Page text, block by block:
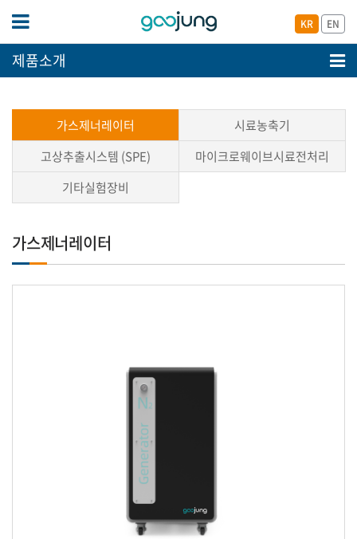
KR EN
제품소개
가스제너레이터
시료농축기
고상추출시스템 (SPE)
마이크로웨이브시료전처리
기타실험장비
가스제너레이터